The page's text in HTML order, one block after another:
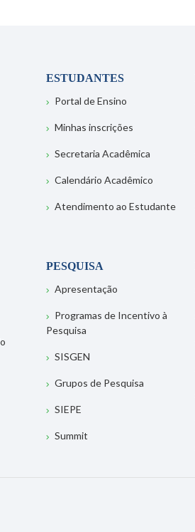
ESTUDANTES
Portal de Ensino
Minhas inscrições
Secretaria Acadêmica
Calendário Acadêmico
Atendimento ao Estudante
PESQUISA
Apresentação
Programas de Incentivo à
Pesquisa
SISGEN
Grupos de Pesquisa
SIEPE
Summit